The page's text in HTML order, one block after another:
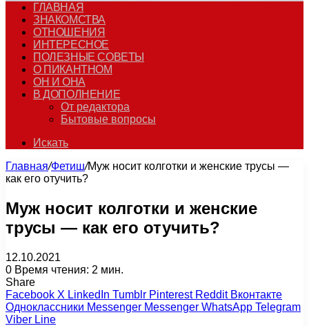
ГЛАВНАЯ
ЗНАКОМСТВА
ОТНОШЕНИЯ
ИНТЕРЕСНОЕ
ПОЛЕЗНЫЕ СОВЕТЫ
О ПИКАНТНОМ
ОН И ОНА
В ДОПОЛНЕНИЕ
От редактора
Бытовые вопросы
Искать
Главная/Фетиш/Муж носит колготки и женские трусы —
как его отучить?
Муж носит колготки и женские
трусы — как его отучить?
12.10.2021
0 Время чтения: 2 мин.
Share
Facebook X LinkedIn Tumblr Pinterest Reddit Вконтакте
Одноклассники Messenger Messenger WhatsApp Telegram
Viber Line